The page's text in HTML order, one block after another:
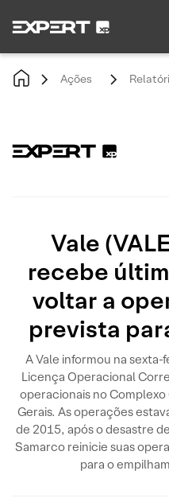
Ações
Vale
recebe
voltar a
prevista
A Vale informou na
Licença Operacional
operacionais no
Gerais. As operações
de 2015, após o desastre
Samarco reinicie suas
para o